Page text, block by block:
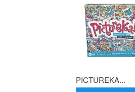
PICTUREKA...